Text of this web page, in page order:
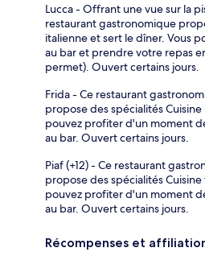
Lucca - Offrant une vue sur la
restaurant gastronomique
italienne et sert le dîner. Vous
au bar et prendre votre repas
permet). Ouvert certains jours.
Frida - Ce restaurant
propose des spécialités
pouvez profiter d'un moment
au bar. Ouvert certains jours.
Piaf (+12) - Ce restaurant
propose des spécialités
pouvez profiter d'un moment
au bar. Ouvert certains jours.
Récompenses et